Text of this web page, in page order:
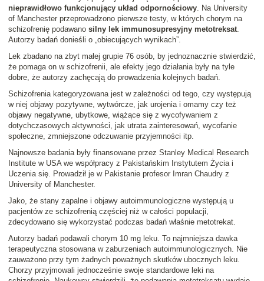
nieprawidłowo funkcjonujący układ odpornościowy. Na University
of Manchester przeprowadzono pierwsze testy, w których chorym na
schizofrenię podawano silny lek immunosupresyjny metotreksat.
Autorzy badań donieśli o „obiecujących wynikach”.
Lek zbadano na zbyt małej grupie 76 osób, by jednoznacznie stwierdzić,
że pomaga on w schizofrenii, ale efekty jego działania były na tyle
dobre, że autorzy zachęcają do prowadzenia kolejnych badań.
Schizofrenia kategoryzowana jest w zależności od tego, czy występują
w niej objawy pozytywne, wytwórcze, jak urojenia i omamy czy też
objawy negatywne, ubytkowe, wiążące się z wycofywaniem z
dotychczasowych aktywności, jak utrata zainteresowań, wycofanie
społeczne, zmniejszone odczuwanie przyjemności itp.
Najnowsze badania były finansowane przez Stanley Medical Research
Institute w USA we współpracy z Pakistańskim Instytutem Życia i
Uczenia się. Prowadził je w Pakistanie profesor Imran Chaudry z
University of Manchester.
Jako, że stany zapalne i objawy autoimmunologiczne występują u
pacjentów ze schizofrenią częściej niż w całości populacji,
zdecydowano się wykorzystać podczas badań właśnie metotrekat.
Autorzy badań podawali chorym 10 mg leku. To najmniejsza dawka
terapeutyczna stosowana w zaburzeniach autoimmunologicznych. Nie
zauważono przy tym żadnych poważnych skutków ubocznych leku.
Chorzy przyjmowali jednocześnie swoje standardowe leki na